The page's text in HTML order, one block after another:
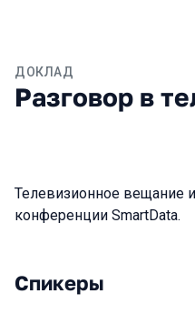
ДОКЛАД
Разговор в
Телевизионное вещание
конференции SmartData.
Спикеры